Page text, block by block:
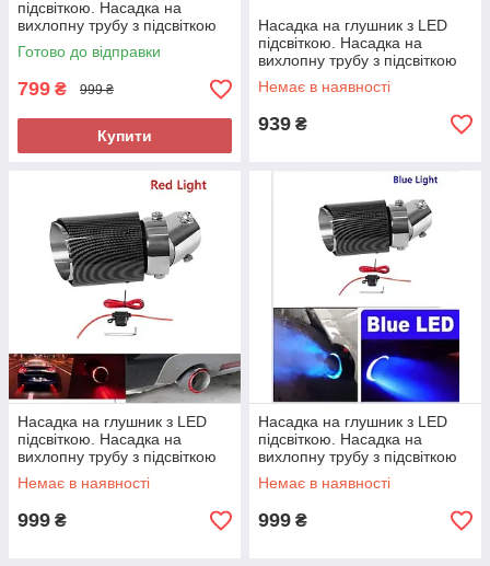
підсвіткою. Насадка на
вихлопну трубу з підсвіткою
Червона Carbon Pro
Готово до відправки
799 ₴ 999 ₴
Купити
Насадка на глушник з LED
підсвіткою. Насадка на
вихлопну трубу з підсвіткою
Синя Carbon Pro
Немає в наявності
939 ₴
Насадка на глушник з LED
підсвіткою. Насадка на
вихлопну трубу з підсвіткою
Червона Carbon Pro №2
Немає в наявності
999 ₴
Насадка на глушник з LED
підсвіткою. Насадка на
вихлопну трубу з підсвіткою
Синя Carbon Pro №2
Немає в наявності
999 ₴